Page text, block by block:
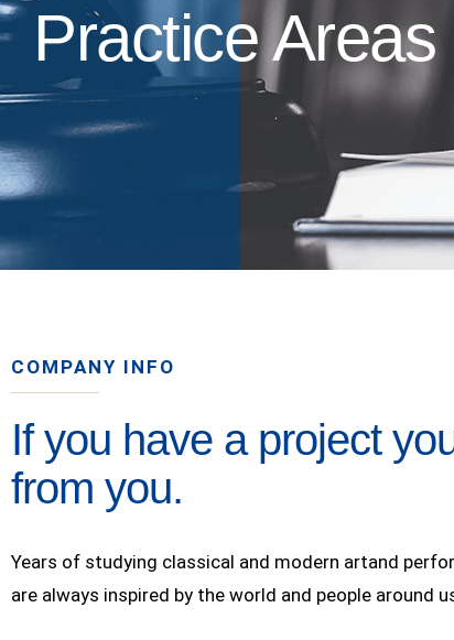
Practice Areas
COMPANY INFO
If you have a project
from you.
Years of studying classical and modern artand
are always inspired by the world and people around